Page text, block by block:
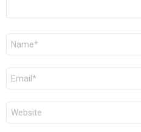
mail
*